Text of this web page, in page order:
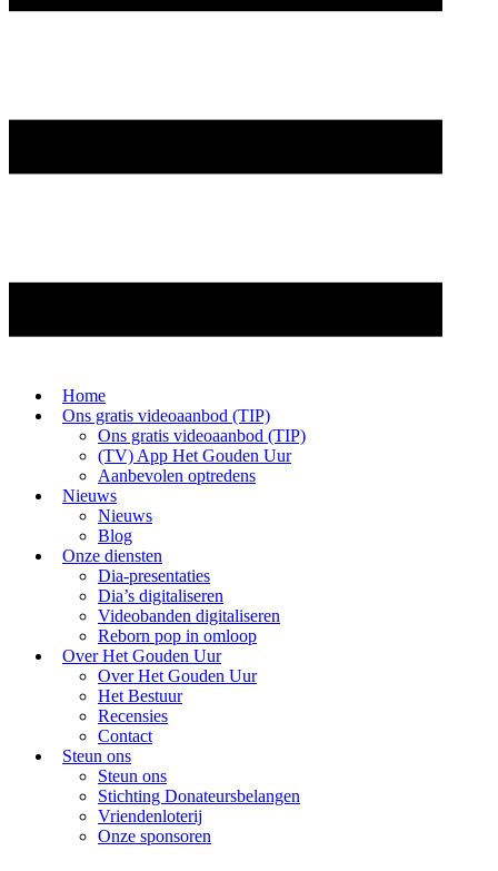
Home
Ons gratis videoaanbod (TIP)
Ons gratis videoaanbod (TIP)
(TV) App Het Gouden Uur
Aanbevolen optredens
Nieuws
Nieuws
Blog
Onze diensten
Dia-presentaties
Dia’s digitaliseren
Videobanden digitaliseren
Reborn pop in omloop
Over Het Gouden Uur
Over Het Gouden Uur
Het Bestuur
Recensies
Contact
Steun ons
Steun ons
Stichting Donateursbelangen
Vriendenloterij
Onze sponsoren